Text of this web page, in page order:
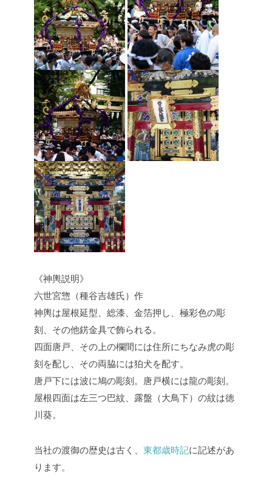
《神輿説明》
六世宮惣（種谷吉雄氏）作
神輿は屋根延型、総漆、金箔押し、極彩色の彫
刻、その他錺金具で飾られる。
四面唐戸、その上の欄間には住所にちなみ虎の彫
刻を配し、その両脇には狛犬を配す。
唐戸下には波に鳩の彫刻。唐戸横には龍の彫刻。
屋根四面は左三つ巴紋、露盤（大鳥下）の紋は徳
川葵。
当社の渡御の歴史は古く、 東都歳時記に記述があ
ります。